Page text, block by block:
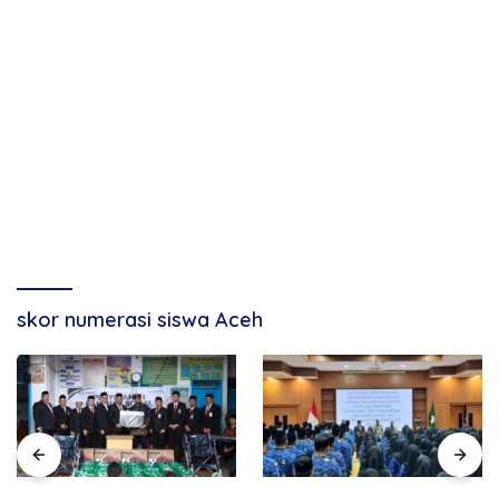
skor numerasi siswa Aceh